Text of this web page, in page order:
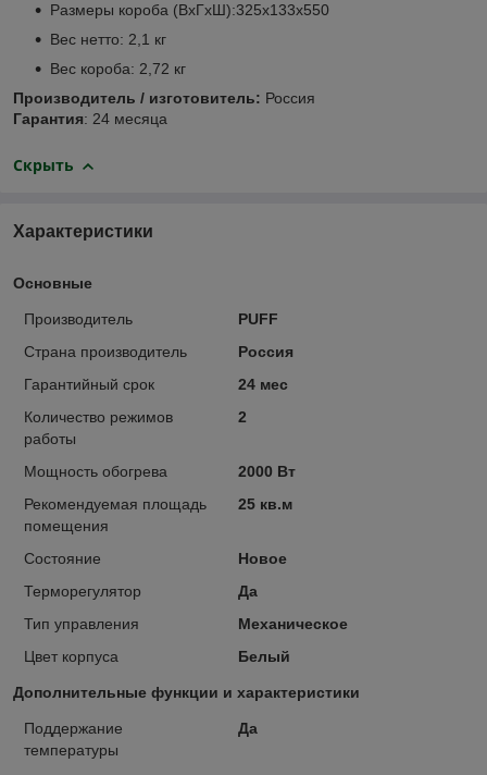
Размеры короба (ВхГхШ):325х133х550
Вес нетто: 2,1 кг
Вес короба: 2,72 кг
Производитель / изготовитель: Россия
Гарантия: 24 месяца
Скрыть
Характеристики
Основные
Производитель
PUFF
Страна производитель
Россия
Гарантийный срок
24 мес
Количество режимов
работы
2
Мощность обогрева
2000 Вт
Рекомендуемая площадь
помещения
25 кв.м
Состояние
Новое
Терморегулятор
Да
Тип управления
Механическое
Цвет корпуса
Белый
Дополнительные функции и характеристики
Поддержание
температуры
Да